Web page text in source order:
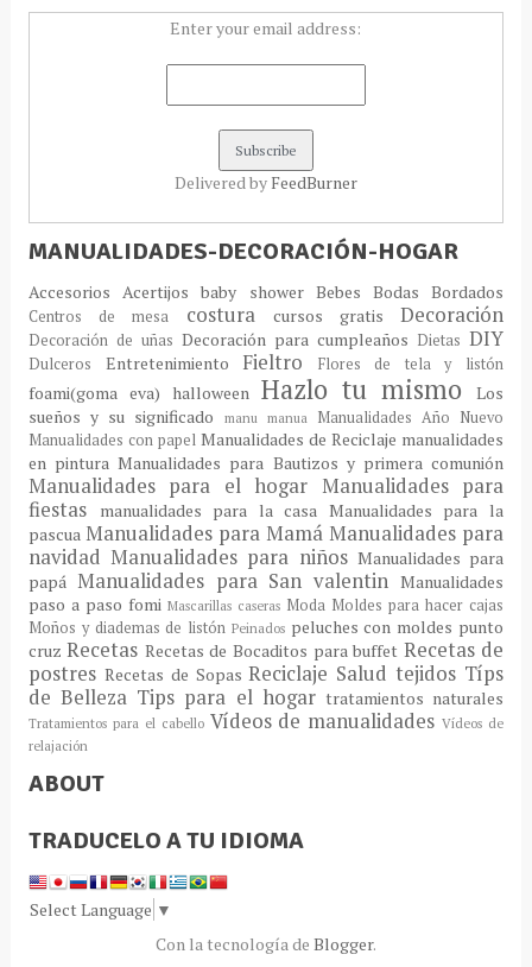
Enter your email address:
Delivered by FeedBurner
MANUALIDADES-DECORACIÓN-HOGAR
AccesoriosAcertijosbaby shower Bebes BodasBordados
Centros de mesa costura cursos gratisDecoración
Decoración de uñas Decoración para cumpleaños DietasDIY
Dulceros Entretenimiento Fieltro Flores de tela y listón
foami(goma eva) halloween Hazlo tu mismoLos
sueños y su significado
manu manua Manualidades Año Nuevo
Manualidades con papel Manualidades de Reciclaje manualidades
en pinturaManualidades para Bautizos y primera comunión
Manualidades para el hogar Manualidades para
fiestas
manualidades para la casa Manualidades para la
pascua Manualidades para MamáManualidades para
navidadManualidades para niños Manualidades para
papá Manualidades para San valentinManualidades
paso a paso fomi Mascarillas caseras Moda Moldes para hacer cajas
Moños y diademas de listón Peinados peluches con moldes punto
cruzRecetas Recetas de Bocaditos para buffet Recetas de
postres Recetas de SopasReciclaje Saludtejidos Típs
de Belleza Tips para el hogar tratamientos naturales
Tratamientos para el cabello Vídeos de manualidadesVídeos de
relajación
ABOUT
TRADUCELO A TU IDIOMA
Select Language ▼
Con la tecnología de Blogger.